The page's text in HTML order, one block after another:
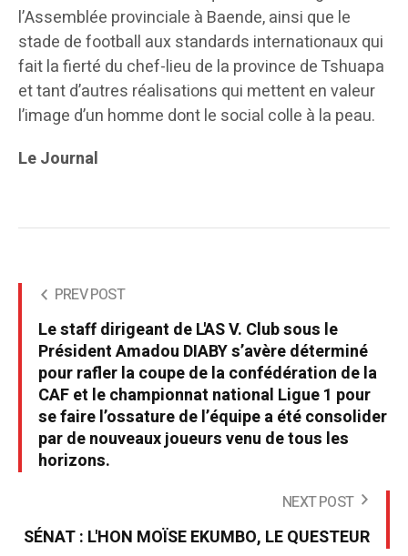
l’Assemblée provinciale à Baende, ainsi que le
stade de football aux standards internationaux qui
fait la fierté du chef-lieu de la province de Tshuapa
et tant d’autres réalisations qui mettent en valeur
l’image d’un homme dont le social colle à la peau.
Le Journal
PREV POST
Le staff dirigeant de L'AS V. Club sous le
Président Amadou DIABY s’avère déterminé
pour rafler la coupe de la confédération de la
CAF et le championnat national Ligue 1 pour
se faire l’ossature de l’équipe a été consolider
par de nouveaux joueurs venu de tous les
horizons.
NEXT POST
SÉNAT : L'HON MOÏSE EKUMBO, LE QUESTEUR